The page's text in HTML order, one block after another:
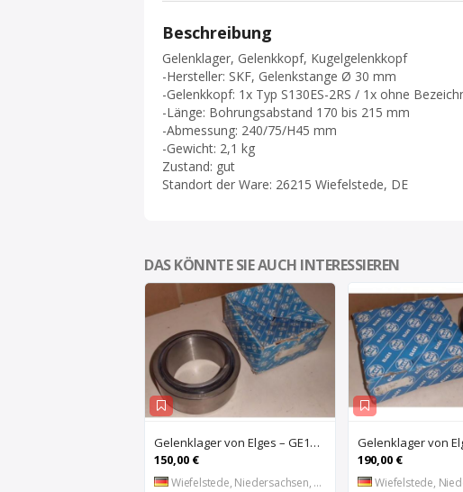
Beschreibung
Gelenklager, Gelenkkopf, Kugelgelenkkopf
-Hersteller: SKF, Gelenkstange Ø 30 mm
-Gelenkkopf: 1x Typ S130ES-2RS / 1x ohne
-Länge: Bohrungsabstand 170 bis 215 mm
-Abmessung: 240/75/H45 mm
-Gewicht: 2,1 kg
Zustand: gut
Standort der Ware: 26215 Wiefelstede, DE
DAS KÖNNTE SIE AUCH INTERESSIEREN
Gelenklager von Elges – GE120UK-2RS
150,00 €
Wiefelstede, Niedersachsen, DE
190,00 €
Wiefelstede,